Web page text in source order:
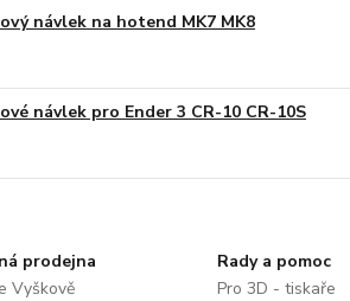
návlek na hotend MK7 MK8
návlek pro Ender 3 CR-10 CR-10S
prodejna
Vyškově
Rady a pomoc
Pro 3D - tiskaře